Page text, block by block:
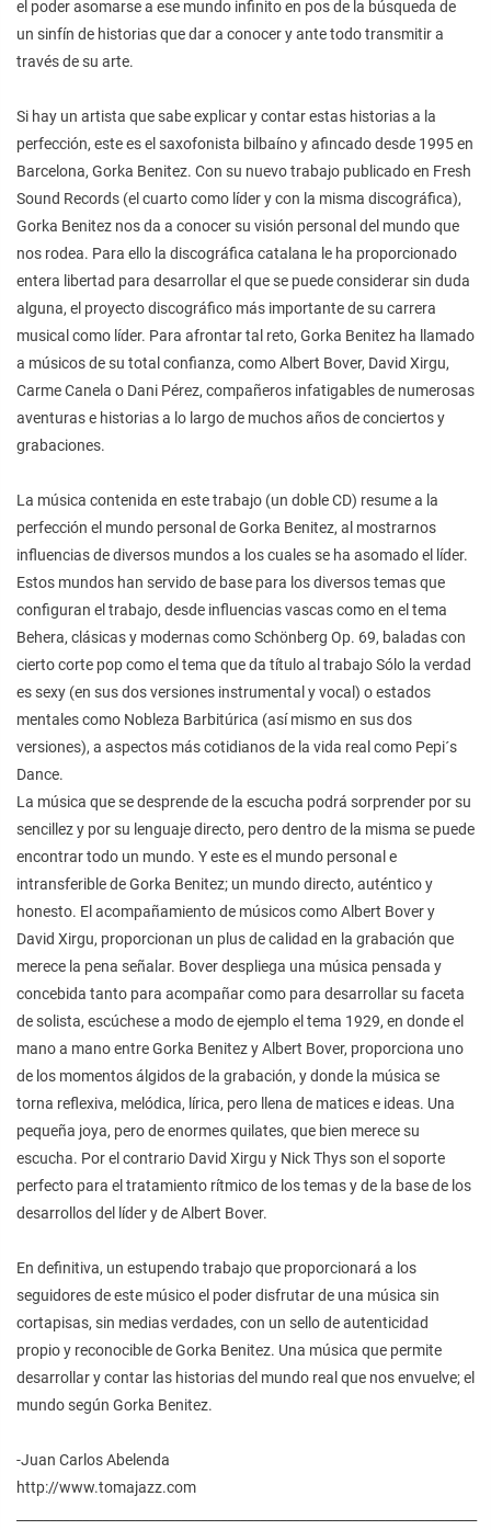
el poder asomarse a ese mundo infinito en pos de la búsqueda de
un sinfín de historias que dar a conocer y ante todo transmitir a
través de su arte.
Si hay un artista que sabe explicar y contar estas historias a la
perfección, este es el saxofonista bilbaíno y afincado desde 1995 en
Barcelona, Gorka Benitez. Con su nuevo trabajo publicado en Fresh
Sound Records (el cuarto como líder y con la misma discográfica),
Gorka Benitez nos da a conocer su visión personal del mundo que
nos rodea. Para ello la discográfica catalana le ha proporcionado
entera libertad para desarrollar el que se puede considerar sin duda
alguna, el proyecto discográfico más importante de su carrera
musical como líder. Para afrontar tal reto, Gorka Benitez ha llamado
a músicos de su total confianza, como Albert Bover, David Xirgu,
Carme Canela o Dani Pérez, compañeros infatigables de numerosas
aventuras e historias a lo largo de muchos años de conciertos y
grabaciones.
La música contenida en este trabajo (un doble CD) resume a la
perfección el mundo personal de Gorka Benitez, al mostrarnos
influencias de diversos mundos a los cuales se ha asomado el líder.
Estos mundos han servido de base para los diversos temas que
configuran el trabajo, desde influencias vascas como en el tema
Behera, clásicas y modernas como Schönberg Op. 69, baladas con
cierto corte pop como el tema que da título al trabajo Sólo la verdad
es sexy (en sus dos versiones instrumental y vocal) o estados
mentales como Nobleza Barbitúrica (así mismo en sus dos
versiones), a aspectos más cotidianos de la vida real como Pepi´s
Dance.
La música que se desprende de la escucha podrá sorprender por su
sencillez y por su lenguaje directo, pero dentro de la misma se puede
encontrar todo un mundo. Y este es el mundo personal e
intransferible de Gorka Benitez; un mundo directo, auténtico y
honesto. El acompañamiento de músicos como Albert Bover y
David Xirgu, proporcionan un plus de calidad en la grabación que
merece la pena señalar. Bover despliega una música pensada y
concebida tanto para acompañar como para desarrollar su faceta
de solista, escúchese a modo de ejemplo el tema 1929, en donde el
mano a mano entre Gorka Benitez y Albert Bover, proporciona uno
de los momentos álgidos de la grabación, y donde la música se
torna reflexiva, melódica, lírica, pero llena de matices e ideas. Una
pequeña joya, pero de enormes quilates, que bien merece su
escucha. Por el contrario David Xirgu y Nick Thys son el soporte
perfecto para el tratamiento rítmico de los temas y de la base de los
desarrollos del líder y de Albert Bover.
En definitiva, un estupendo trabajo que proporcionará a los
seguidores de este músico el poder disfrutar de una música sin
cortapisas, sin medias verdades, con un sello de autenticidad
propio y reconocible de Gorka Benitez. Una música que permite
desarrollar y contar las historias del mundo real que nos envuelve; el
mundo según Gorka Benitez.
-Juan Carlos Abelenda
http://www.tomajazz.com